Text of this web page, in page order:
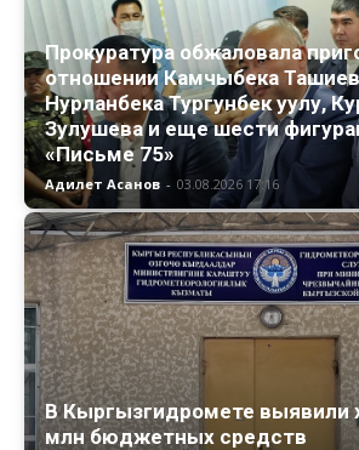
Прокуратура обжаловала
отношении Камчыбека
Нурланбека Тургунбек уулу,
Зулушева и еще шести
«Письме 75»
Адилет Асанов - 03.08.2026 17:16
В Кыргызгидромете выявили
млн бюджетных средств